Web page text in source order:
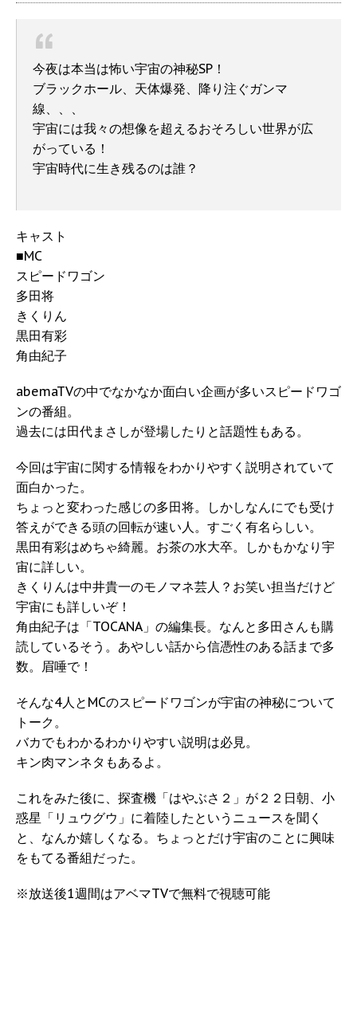
今夜は本当は怖い宇宙の神秘SP！
ブラックホール、天体爆発、降り注ぐガンマ
線、、、
宇宙には我々の想像を超えるおそろしい世界が広
がっている！
宇宙時代に生き残るのは誰？
キャスト
■MC
スピードワゴン
多田将
きくりん
黒田有彩
角由紀子
abemaTVの中でなかなか面白い企画が多いスピードワゴ
ンの番組。
過去には田代まさしが登場したりと話題性もある。
今回は宇宙に関する情報をわかりやすく説明されていて
面白かった。
ちょっと変わった感じの多田将。しかしなんにでも受け
答えができる頭の回転が速い人。すごく有名らしい。
黒田有彩はめちゃ綺麗。お茶の水大卒。しかもかなり宇
宙に詳しい。
きくりんは中井貴一のモノマネ芸人？お笑い担当だけど
宇宙にも詳しいぞ！
角由紀子は「TOCANA」の編集長。なんと多田さんも購
読しているそう。あやしい話から信憑性のある話まで多
数。眉唾で！
そんな4人とMCのスピードワゴンが宇宙の神秘について
トーク。
バカでもわかるわかりやすい説明は必見。
キン肉マンネタもあるよ。
これをみた後に、探査機「はやぶさ２」が２２日朝、小
惑星「リュウグウ」に着陸したというニュースを聞く
と、なんか嬉しくなる。ちょっとだけ宇宙のことに興味
をもてる番組だった。
※放送後1週間はアベマTVで無料で視聴可能